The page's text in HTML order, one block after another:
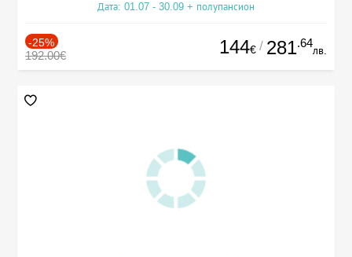
Дата: 01.07 - 30.09 + полупансион
-25%
192.00€ 144€ / 281.64
лв.